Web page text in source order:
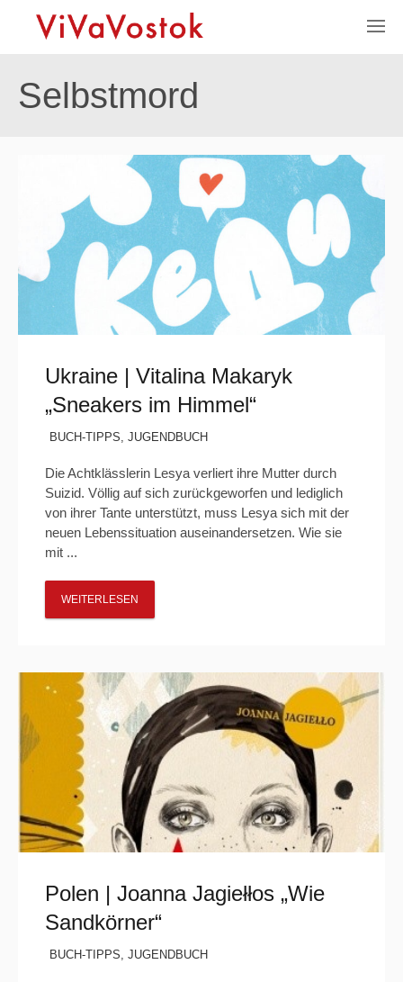
Selbstmord
Ukraine | Vitalina Makaryk
„Sneakers im Himmel“
BUCH-TIPPS, JUGENDBUCH
Die Achtklässlerin Lesya verliert ihre Mutter durch
Suizid. Völlig auf sich zurückgeworfen und lediglich
von ihrer Tante unterstützt, muss Lesya sich mit der
neuen Lebenssituation auseinandersetzen. Wie sie
mit ...
WEITERLESEN
Polen | Joanna Jagiełłos „Wie
Sandkörner“
BUCH-TIPPS, JUGENDBUCH